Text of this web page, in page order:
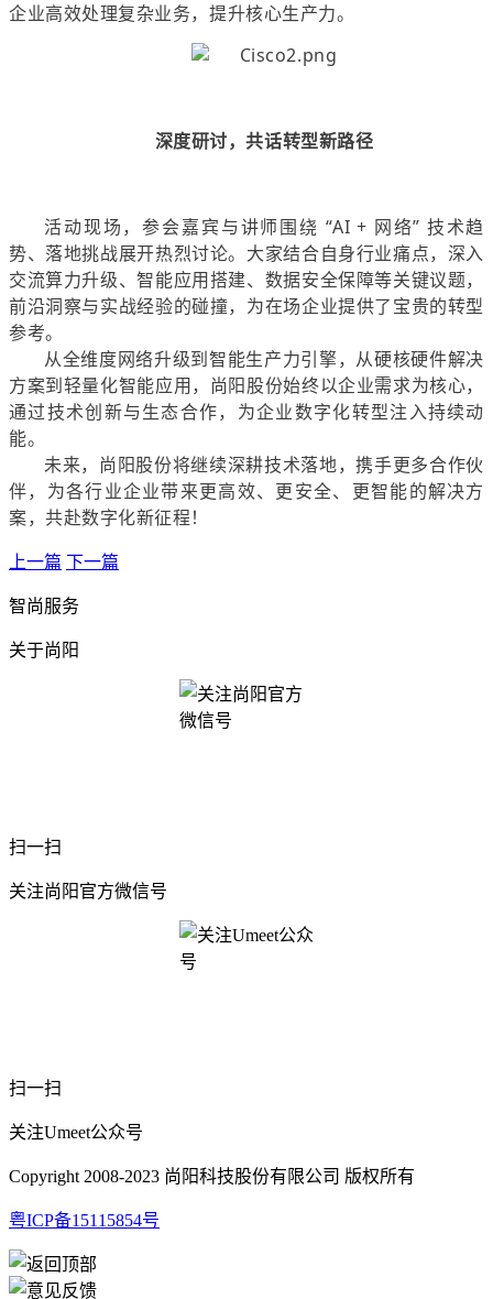
企业高效处理复杂业务，提升核心生产力。
深度研讨，共话转型新路径
活动现场，参会嘉宾与讲师围绕 “AI + 网络” 技术趋
势、落地挑战展开热烈讨论。大家结合自身行业痛点，深入
交流算力升级、智能应用搭建、数据安全保障等关键议题，
前沿洞察与实战经验的碰撞，为在场企业提供了宝贵的转型
参考。
从全维度网络升级到智能生产力引擎，从硬核硬件解决
方案到轻量化智能应用，尚阳股份始终以企业需求为核心，
通过技术创新与生态合作，为企业数字化转型注入持续动
能。
未来，尚阳股份将继续深耕技术落地，携手更多合作伙
伴，为各行业企业带来更高效、更安全、更智能的解决方
案，共赴数字化新征程！
上一篇 下一篇
智尚服务
关于尚阳
扫一扫
关注尚阳官方微信号
扫一扫
关注Umeet公众号
Copyright 2008-2023 尚阳科技股份有限公司 版权所有
粤ICP备15115854号